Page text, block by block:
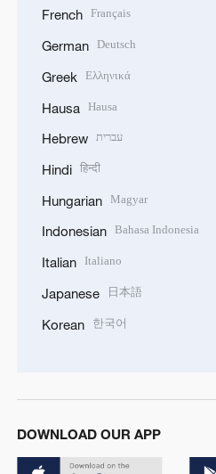
French Français
German Deutsch
Greek Ελληνικά
Hausa Hausa
Hebrew עברית
Hindi हिन्दी
Hungarian Magyar
Indonesian Bahasa Indonesia
Italian Italiano
Japanese 日本語
Korean 한국어
DOWNLOAD OUR APP